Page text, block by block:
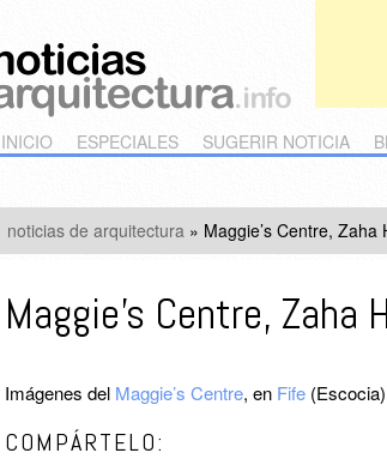
Main menu
Skip to primary content
Skip to secondary content
INICIO ESPECIALES SUGERIR NOTICIA
noticias de arquitectura » Maggie’s Centre, Zaha
Maggie’s Centre, Zaha
Imágenes del Maggie’s Centre, en Fife
COMPÁRTELO: